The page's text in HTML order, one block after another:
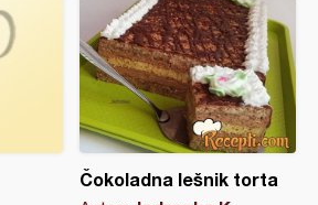
Čokoladna lešnik torta